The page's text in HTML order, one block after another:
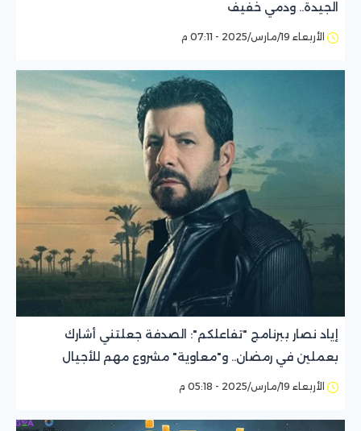
الجيدة.. ودمي خفيف
الأربعاء 19/مارس/2025 - 07:11 م
إياد نصار ببرنامج "تفاعلكم": الصدفة جعلتني أشارك
بعملين في رمضان.. و"معاوية" مشروع مهم للأجيال
الأربعاء 19/مارس/2025 - 05:18 م